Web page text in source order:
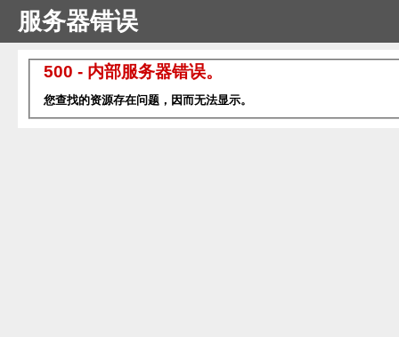
服务器错误
500 - 内部服务器错误。
您查找的资源存在问题，因而无法显示。